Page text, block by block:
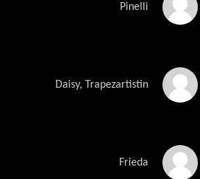
Pinelli
Daisy, Trapezartistin
Frieda